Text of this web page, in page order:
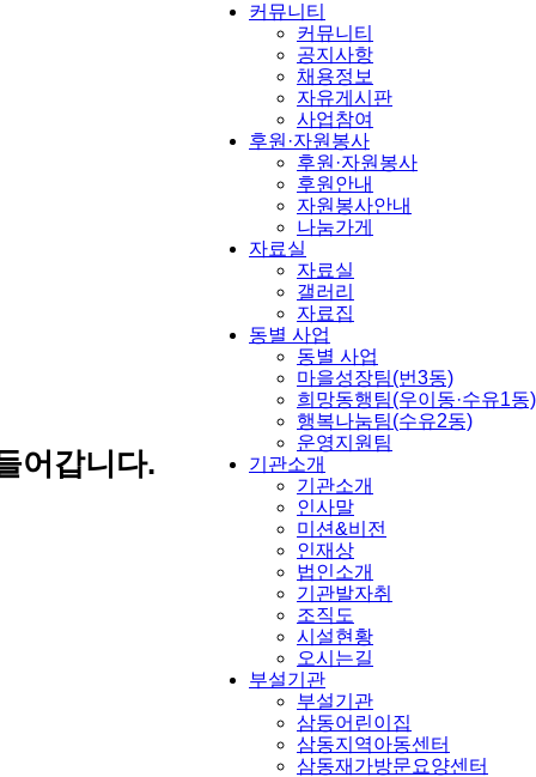
커뮤니티
커뮤니티
공지사항
채용정보
자유게시판
사업참여
후원·자원봉사
후원·자원봉사
후원안내
자원봉사안내
나눔가게
자료실
자료실
갤러리
자료집
동별 사업
동별 사업
마을성장팀(번3동)
희망동행팀(우이동·수유1동)
행복나눔팀(수유2동)
운영지원팀
기관소개
기관소개
인사말
미션&비전
인재상
법인소개
기관발자취
조직도
시설현황
오시는길
부설기관
부설기관
삼동어린이집
삼동지역아동센터
삼동재가방문요양센터
어갑니다.